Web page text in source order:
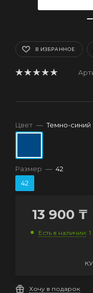
В ИЗБРАННОЕ
Цвет — Темно-синий
Размер — 42
42
13 900 ₸
Есть в наличии: 1
Хочу в подарок